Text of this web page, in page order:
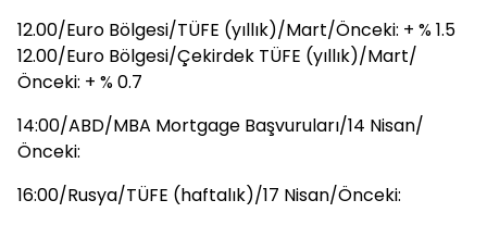
12.00/Euro Bölgesi/TÜFE (yıllık)/Mart/Önceki: + % 1.5
12.00/Euro Bölgesi/Çekirdek TÜFE (yıllık)/Mart/
Önceki: + % 0.7
14:00/ABD/MBA Mortgage Başvuruları/14 Nisan/
Önceki:
16:00/Rusya/TÜFE (haftalık)/17 Nisan/Önceki: